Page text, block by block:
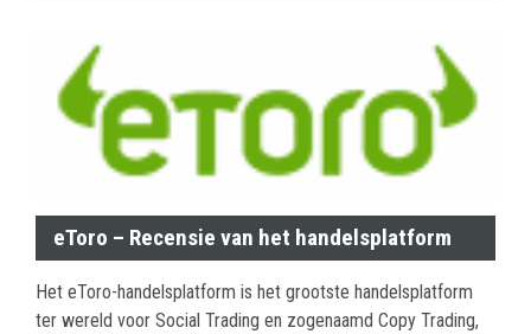
eToro – Recensie van het handelsplatform
Het eToro-handelsplatform is het grootste handelsplatform
ter wereld voor Social Trading en zogenaamd Copy Trading,